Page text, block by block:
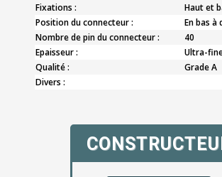
Fixations :
Haut et
Position du connecteur :
En bas à
Nombre de pin du connecteur :
40
Epaisseur :
Ultra-
Qualité :
Grade A
Divers :